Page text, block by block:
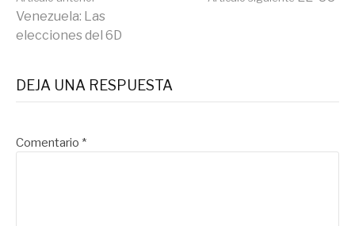
Seguir
Venezuela: Las
elecciones del 6D
DEJA UNA RESPUESTA
Comentario *